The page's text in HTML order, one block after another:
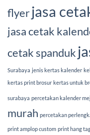
flyerjasa
jasa cetak
cetak spanduk
Surabaya jenis kertas kalender
kertas print brosur kertas untuk
surabaya percetakan kalender
murah percetakan
print amplop custom print hang